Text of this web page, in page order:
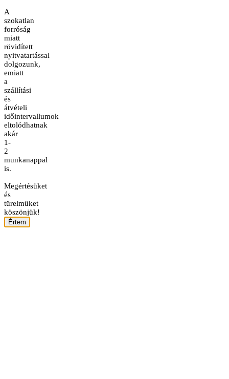
A
szokatlan
forróság
miatt
rövidített
nyitvatartással
dolgozunk,
emiatt
a
szállítási
és
átvételi
időintervallumok
eltolódhatnak
akár
1-
2
munkanappal
is.
Megértésüket
és
türelmüket
köszönjük!
Értem